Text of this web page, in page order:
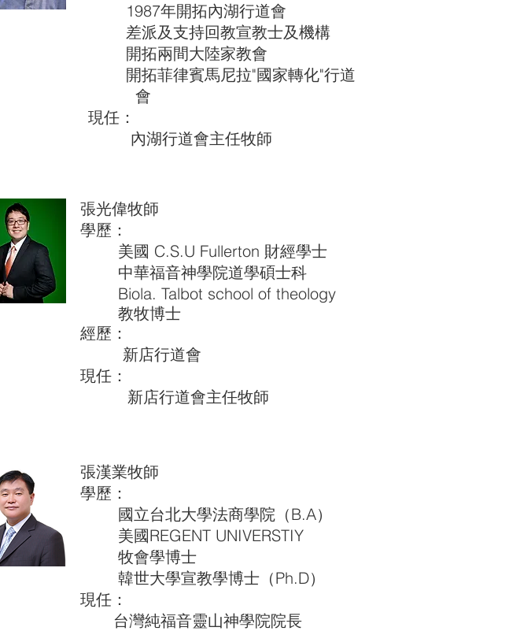
1987年開拓內湖行道會
差派及支持回教宣教士及機構
開拓兩間大陸家教會
開拓菲律賓馬尼拉"國家轉化"行道
會
現任：
內湖行道會主任牧師
張光偉牧師
學歷：
美國 C.S.U Fullerton 財經學士
中華福音神學院道學碩士科
Biola. Talbot school of theology
教牧博士
經歷：
新店行道會
現任：
新店行道會主任牧師
​張漢業牧師
學歷：
國立台北大學法商學院（B.A）
美國REGENT UNIVERSTIY
牧會學博士
韓世大學宣教學博士（Ph.D）
現任：
台灣純福音靈山神學院院長